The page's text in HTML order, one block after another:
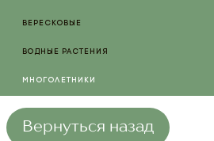
Вересковые
Водные растения
Многолетники
Вернуться назад